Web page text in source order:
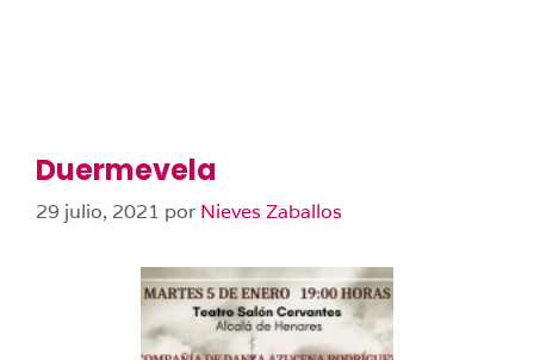
Duermevela
29 julio, 2021 por Nieves Zaballos